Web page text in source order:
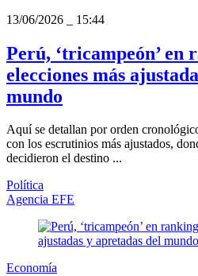
13/06/2026
15:44
Perú, ‘tricampeón’ en
elecciones más
mundo
Aquí se detallan por orden
con los escrutinios más ajustados,
decidieron el destino ...
Política
Agencia EFE
Economía